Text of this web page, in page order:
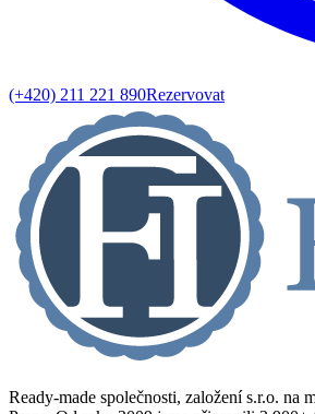
(+420) 211 221 890Rezervovat
Ready-made společnosti, založení s.r.o. na